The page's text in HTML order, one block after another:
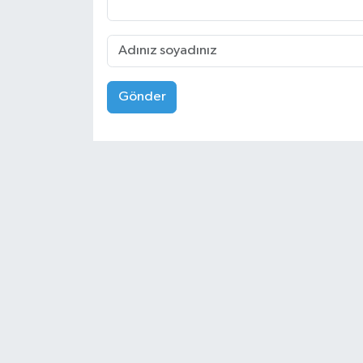
Gönder